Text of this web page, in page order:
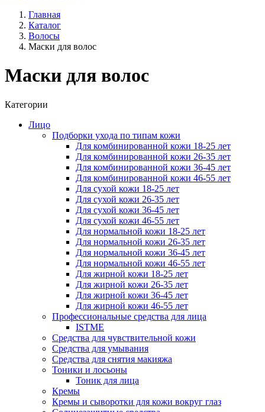
Главная
Каталог
Волосы
Маски для волос
Маски для волос
Категории
Лицо
Подборки ухода по типам кожи
Для комбинированной кожи 18-25 лет
Для комбинированной кожи 26-35 лет
Для комбинированной кожи 36-45 лет
Для комбинированной кожи 46-55 лет
Для сухой кожи 18-25 лет
Для сухой кожи 26-35 лет
Для сухой кожи 36-45 лет
Для сухой кожи 46-55 лет
Для нормальной кожи 18-25 лет
Для нормальной кожи 26-35 лет
Для нормальной кожи 36-45 лет
Для нормальной кожи 46-55 лет
Для жирной кожи 18-25 лет
Для жирной кожи 26-35 лет
Для жирной кожи 36-45 лет
Для жирной кожи 46-55 лет
Профессиональные средства для лица
ISTME
Средства для чувствительной кожи
Средства для умывания
Средства для снятия макияжа
Тоники и лосьоны
Тоник для лица
Кремы
Кремы и сыворотки для кожи вокруг глаз